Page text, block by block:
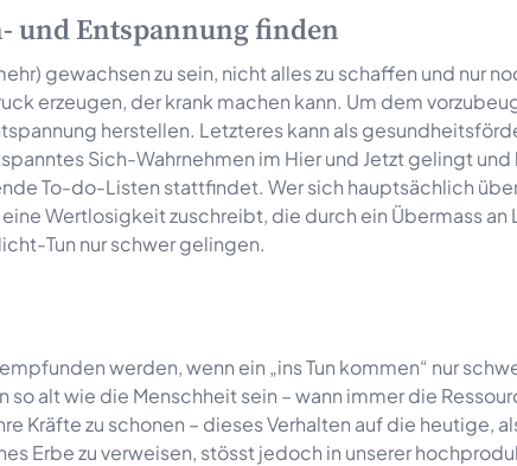
und Entspannung finden
gewachsen zu sein, nicht alles zu schaffen und nur
erzeugen, der krank machen kann. Um dem
herstellen. Letzteres kann als
Sich-Wahrnehmen im Hier und Jetzt gelingt
To-do-Listen stattfindet. Wer sich hauptsächlich
Wertlosigkeit zuschreibt, die durch ein Übermass
Tun nur schwer gelingen.
werden, wenn ein „ins Tun kommen“ nur
alt wie die Menschheit sein – wann immer die
Kräfte zu schonen – dieses Verhalten auf die heutige,
Erbe zu verweisen, stösst jedoch in unserer